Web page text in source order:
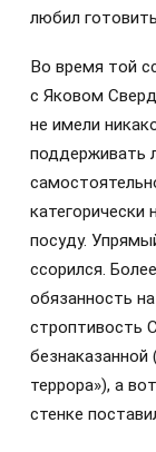
любил
Во время той
с Яковом
не имели
поддерживать
посуду.
ссорился.
обязанность
строптивость
террора»), а
стенке